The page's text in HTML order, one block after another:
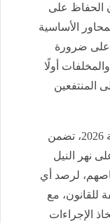
الحفاظ على
الأساسية
على ضرورة
أولًا
المنتفعين
وأوضح أن المنشور الوزاري رقم (1) لسنة 2026، تضمن
نهر النيل
لرصد أي
للقانون، مع
الإجراءات